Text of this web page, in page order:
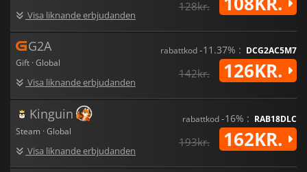
Visa liknande erbjudanden
128kr.
G2A
Gift · Global
Visa liknande erbjudanden
rabattkod-11.37% : DCG2AC5M7
142kr. 126KR.
Kinguin
Steam · Global
Visa liknande erbjudanden
rabattkod-16% : RAB18DLC
193kr. 162KR.